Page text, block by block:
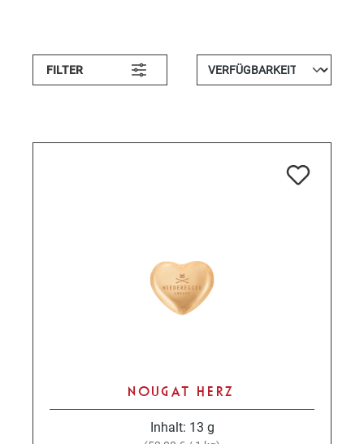
FILTER
NOUGAT HERZ
Inhalt: 13 g